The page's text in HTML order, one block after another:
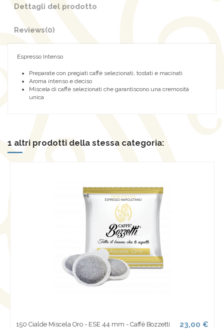
Dettagli del prodotto
Reviews(0)
Espresso Intenso
Preparate con pregiati caffè selezionati, tostati e macinati
Aroma intenso e deciso
Miscela di caffè selezionati che garantiscono una cremosità
unica
1 altri prodotti della stessa categoria:
150 Cialde Miscela Oro - ESE 44 mm - Caffè Bozzetti 23,00 €